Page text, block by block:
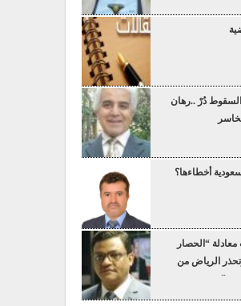
السقوط دُرْ ..رهان
أخطاءها؟
“الحصار
الرياض من